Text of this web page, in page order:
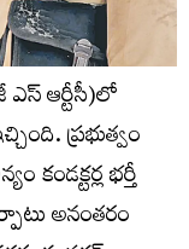
ఎస్ ఆర్టీసీ)లో
ప్రభుత్వం
భర్తీ
అనంతరం